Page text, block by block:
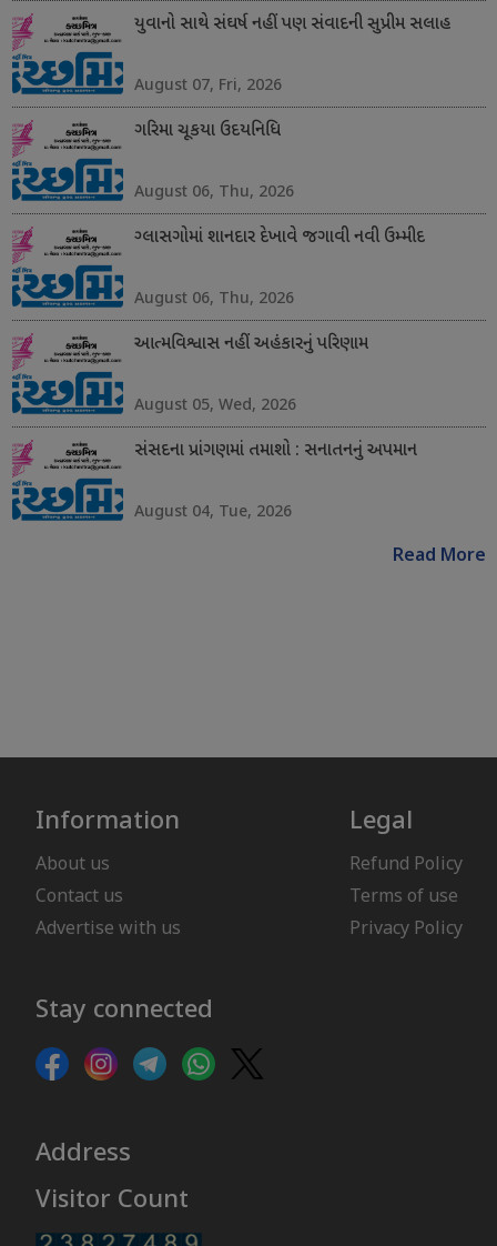
યુવાનો સાથે સંઘર્ષ નહીં પણ સંવાદની સુપ્રીમ સલાહ
August 07, Fri, 2026
ગરિમા ચૂકયા ઉદયનિધિ
August 06, Thu, 2026
ગ્લાસગોમાં શાનદાર દેખાવે જગાવી નવી ઉમ્મીદ
August 06, Thu, 2026
આત્મવિશ્વાસ નહીં અહંકારનું પરિણામ
August 05, Wed, 2026
સંસદના પ્રાંગણમાં તમાશો : સનાતનનું અપમાન
August 04, Tue, 2026
Read More
Information
About us
Contact us
Advertise with us
Legal
Refund Policy
Terms of use
Privacy Policy
Stay connected
Address
Visitor Count